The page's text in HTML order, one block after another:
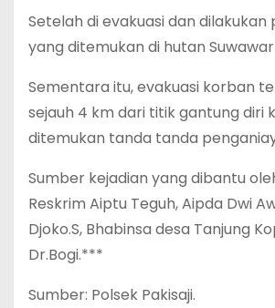
Setelah di evakuasi dan
yang ditemukan di hutan
Sementara itu, evakuasi korban
sejauh 4 km dari titik gantung diri
ditemukan tanda tanda
Sumber kejadian yang dibantu
Reskrim Aiptu Teguh, Aipda Dwi
Djoko.S, Bhabinsa desa Tanjung
Dr.Bogi.***
Sumber: Polsek Pakisaji.